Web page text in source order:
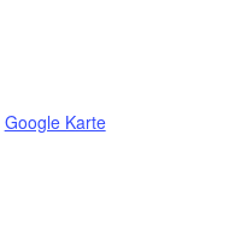
Google Karte